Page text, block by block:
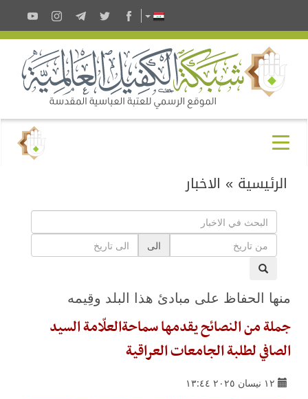
الرئيسية » الاخبار
الى
منها الحفاظ على مبادئ هذا البلد وقِيمه
جملة من النصائح يقدمها سماحةالعلّامة السيد
الصافي لطلبة الجامعات العراقية
١٢ نيسان ٢٠٢٥ ١٣:٤٤